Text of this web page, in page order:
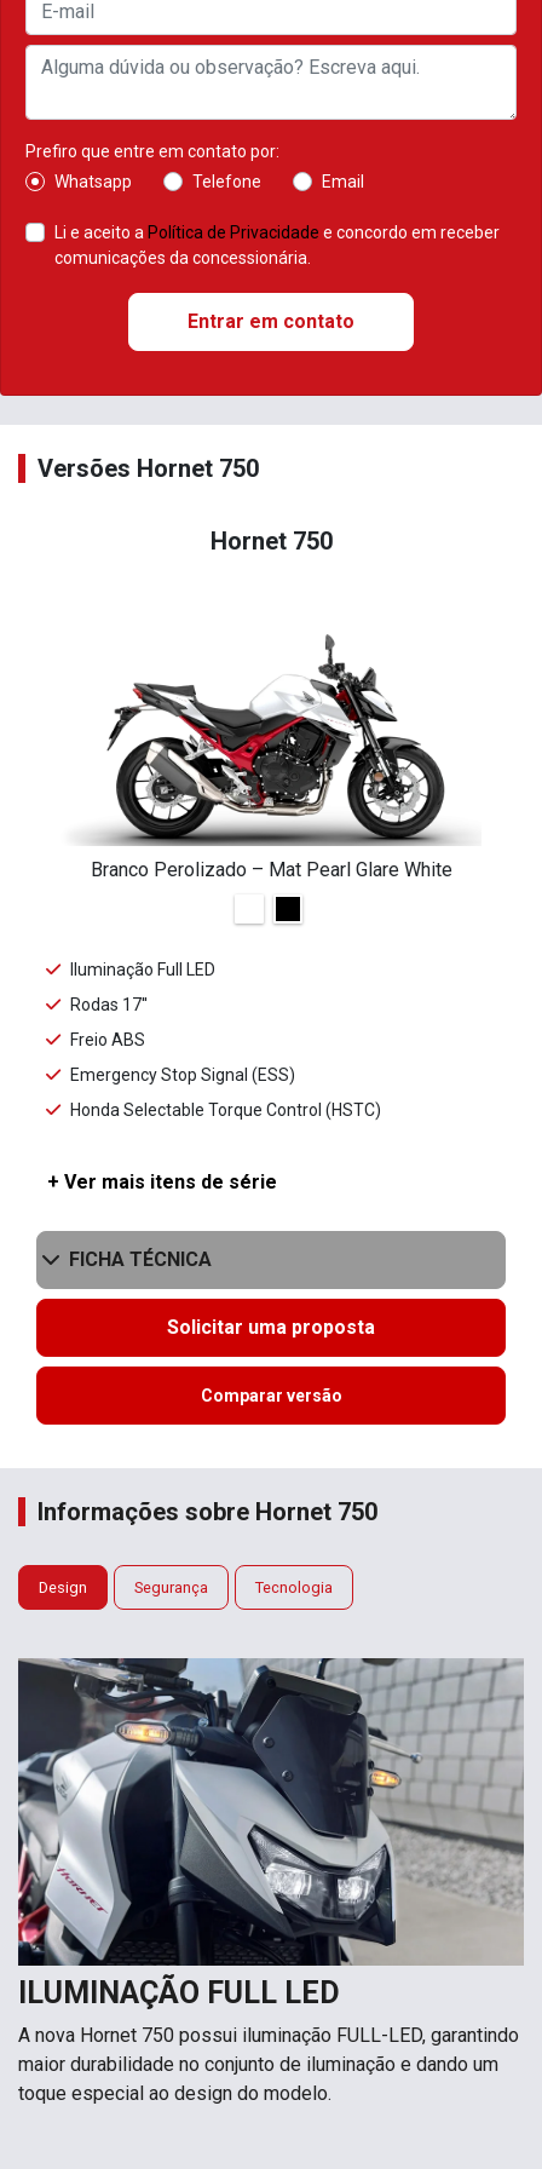
Prefiro que entre em contato por:
Whatsapp
Telefone Email
Li e aceito a Política de Privacidade e concordo em receber
comunicações da concessionária.
Entrar em contato
Versões Hornet 750
Hornet 750
Branco Perolizado – Mat Pearl Glare White
Iluminação Full LED
Rodas 17''
Freio ABS
Emergency Stop Signal (ESS)
Honda Selectable Torque Control (HSTC)
+ Ver mais itens de série
FICHA TÉCNICA
Solicitar uma proposta
Comparar versão
Informações sobre Hornet 750
Design Segurança Tecnologia
ILUMINAÇÃO FULL LED
A nova Hornet 750 possui iluminação FULL-LED, garantindo
maior durabilidade no conjunto de iluminação e dando um
toque especial ao design do modelo.